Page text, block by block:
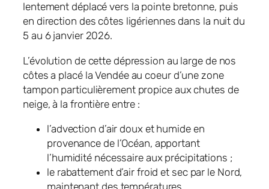
lentement déplacé vers la pointe bretonne, puis
en direction des côtes ligériennes dans la nuit du
5 au 6 janvier 2026.
L’évolution de cette dépression au large de nos
côtes a placé la Vendée au coeur d’une zone
tampon particulièrement propice aux chutes de
neige, à la frontière entre :
l’advection d’air doux et humide en
provenance de l’Océan, apportant
l’humidité nécessaire aux précipitations ;
le rabattement d’air froid et sec par le Nord,
maintenant des températures